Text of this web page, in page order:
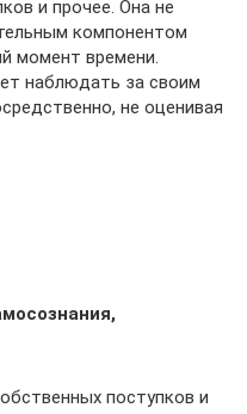
и прочее. Она не
компонентом
момент времени.
наблюдать за своим
не оценивая
поступков и